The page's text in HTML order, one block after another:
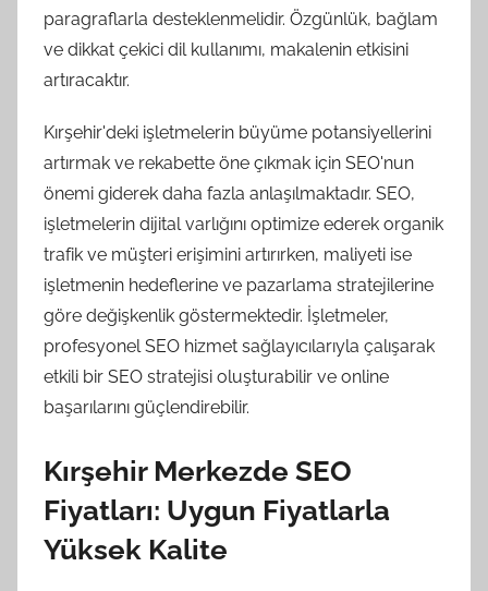
paragraflarla desteklenmelidir. Özgünlük, bağlam
ve dikkat çekici dil kullanımı, makalenin etkisini
artıracaktır.
Kırşehir'deki işletmelerin büyüme potansiyellerini
artırmak ve rekabette öne çıkmak için SEO'nun
önemi giderek daha fazla anlaşılmaktadır. SEO,
işletmelerin dijital varlığını optimize ederek organik
trafik ve müşteri erişimini artırırken, maliyeti ise
işletmenin hedeflerine ve pazarlama stratejilerine
göre değişkenlik göstermektedir. İşletmeler,
profesyonel SEO hizmet sağlayıcılarıyla çalışarak
etkili bir SEO stratejisi oluşturabilir ve online
başarılarını güçlendirebilir.
Kırşehir Merkezde SEO
Fiyatları: Uygun Fiyatlarla
Yüksek Kalite